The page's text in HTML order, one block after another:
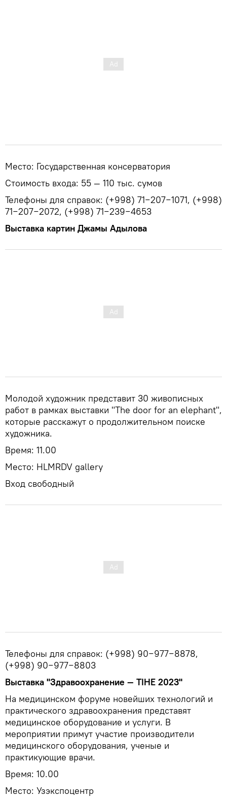
Место: Государственная консерватория
Стоимость входа: 55 — 110 тыс. сумов
Телефоны для справок: (+998) 71−207−1071, (+998)
71−207−2072, (+998) 71−239−4653
Выставка картин Джамы Адылова
Молодой художник представит 30 живописных
работ в рамках выставки "The door for an elephant",
которые расскажут о продолжительном поиске
художника.
Время: 11.00
Место: HLMRDV gallery
Вход свободный
Телефоны для справок: (+998) 90−977−8878,
(+998) 90−977−8803
Выставка "Здравoохранение — TIHE 2023"
На медицинском форуме новейших технологий и
практического здравоохранения представят
медицинское оборудование и услуги. В
мероприятии примут участие производители
медицинского оборудования, ученые и
практикующие врачи.
Время: 10.00
Место: Узэкспоцентр